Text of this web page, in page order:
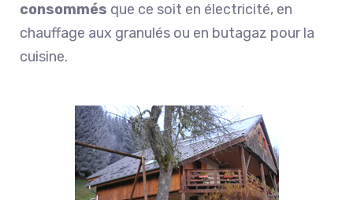
consommés que ce soit en électricité, en
chauffage aux granulés ou en butagaz pour la
cuisine.